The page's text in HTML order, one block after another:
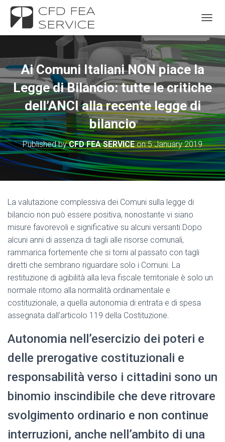
Ai Comuni Italiani NON piace la
Legge di Bilancio: tutte le critiche
dell’ANCI alla recente legge di
bilancio
Published byCFD FEA SERVICEon5 January 2019
La valutazione complessiva dei Comuni sulla legge di
bilancio non può essere positiva, nonostante vi siano
misure favorevoli e significative su alcuni versanti.Dopo
alcuni anni di assenza di tagli alle risorse comunali,
rammarica fortemente che si torni al passato con tagli
diretti che sembrano riguardare solo i Comuni. La
restituzione di agibilità alla leva fiscale territoriale è solo un
normale ritorno alla normalità ordinamentale e
costituzionale, a quella autonomia di entrata e di spesa
assegnata dall’articolo 119 della Costituzione.
Autonomia nell’esercizio dei poteri e
delle prerogative costituzionali e
responsabilità verso i cittadini sono un
binomio inscindibile che deve ritrovare
svolgimento ordinario e non continue
interruzioni, anche nell’ambito di una